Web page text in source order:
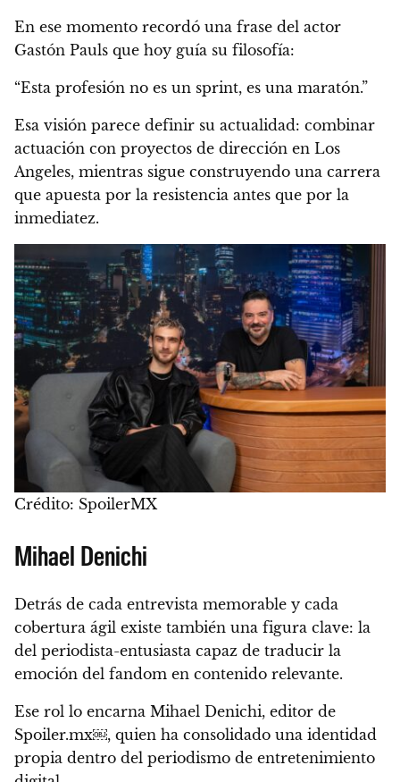
En ese momento recordó una frase del actor
Gastón Pauls que hoy guía su filosofía:
“Esta profesión no es un sprint, es una maratón.”
Esa visión parece definir su actualidad: combinar
actuación con proyectos de dirección en Los
Angeles, mientras sigue construyendo una carrera
que apuesta por la resistencia antes que por la
inmediatez.
Crédito: SpoilerMX
Mihael Denichi
Detrás de cada entrevista memorable y cada
cobertura ágil existe también una figura clave: la
del periodista-entusiasta capaz de traducir la
emoción del fandom en contenido relevante.
Ese rol lo encarna Mihael Denichi, editor de
Spoiler.mx￼, quien ha consolidado una identidad
propia dentro del periodismo de entretenimiento